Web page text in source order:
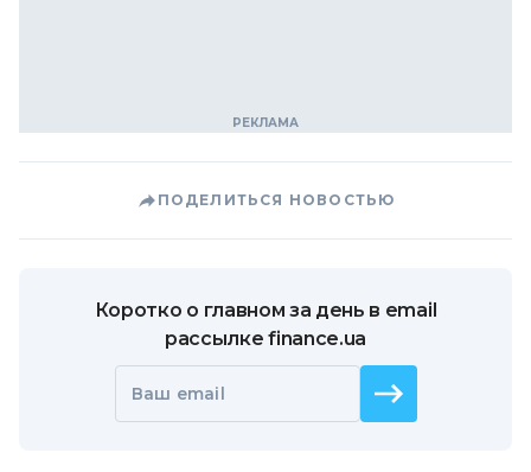
ПОДЕЛИТЬСЯ НОВОСТЬЮ
Коротко о главном за день в email
рассылке finance.ua
Ваш email